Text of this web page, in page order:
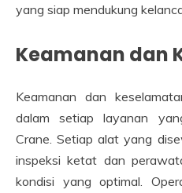
yang siap mendukung
Keamanan dan
Keamanan dan
dalam setiap layanan
Crane. Setiap alat yang
inspeksi ketat dan
kondisi yang optimal.